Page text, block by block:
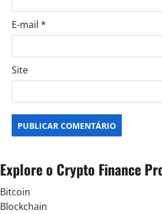
E-mail *
Site
Explore o Crypto Finance
Bitcoin
Blockchain